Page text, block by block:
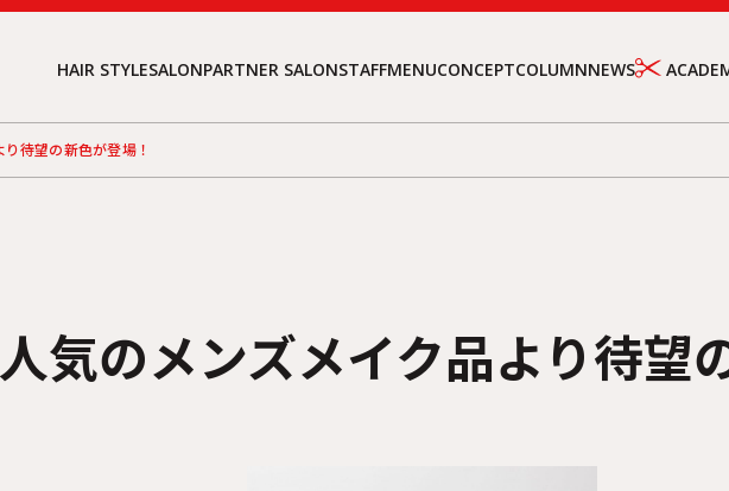
HAIR STYLESALONPARTNER SALONSTAFFMENUCONCEPTCOLUMNNEWS
待望の新色が登場！
気のメンズメイク品より待望